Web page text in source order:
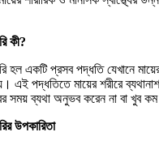
কী?
হল একটি প্রসব পদ্ধতি যেখানে
এই পদ্ধতিতে মায়ের শরীরে
সময় ব্যথা অনুভব করেন না বা খুব
উপকারিতা